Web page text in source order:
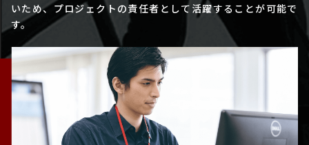
いため、プロジェクトの責任者として活躍することが可能で
す。